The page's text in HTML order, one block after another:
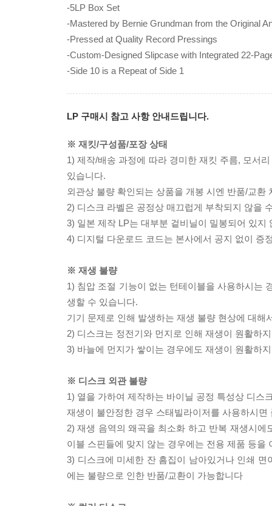
-5LP Box Set
-Mastered by Bernie Grundman from the Original
-Pressed at Quality Record Pressings
-Custom-Designed Slipcase with Integrated 22-
-Side 10 is a Repeat of Side 1
LP 구매시 참고 사항 안내드립니다.
※ 재킷/구성품/포장 상태
1) 제작/배송 과정에 따라 경미한 재킷 주름, 모서
있습니다.
외관상 불량 확인되는 상품을 개봉 시엔 반품/교환
2) 디스크 라벨은 공정상 매끄럽게 부착되지 않을
3) 일본 제작 LP는 대부분 겉비닐이 밀봉되어 있지
4) 디지털 다운로드 코드는 본사에서 공지 없이 증
※ 재생 불량
1) 침압 조절 기능이 없는 턴테이블을 사용하시는
생할 수 있습니다.
기기 문제로 인해 발생하는 재생 불량 현상에 대
2) 디스크는 정전기와 먼지로 인해 재생이 원활하
3) 바늘에 먼지가 쌓이는 경우에도 재생이 원활하
※ 디스크 외관 불량
1) 열을 가하여 제작하는 바이닐 공정 특성상 디스
재생이 불안정한 경우 스태빌라이저를 사용하시
2) 재생 음역의 왜곡을 최소화 하고 반복 재생시
이블 스핀들에 맞지 않는 경우에는 전용 제품 등
3) 디스크에 미세한 잔 흠집이 남아있거나 인쇄
에는 불량으로 인한 반품/교환이 가능합니다